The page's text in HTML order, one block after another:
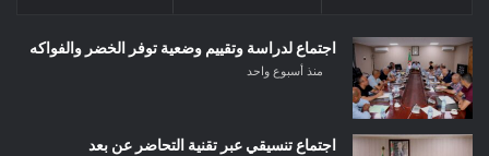
اجتماع لدراسة وتقييم وضعية توفر الخضر والفواكه
منذ أسبوع واحد
اجتماع تنسيقي عبر تقنية التحاضر عن بعد